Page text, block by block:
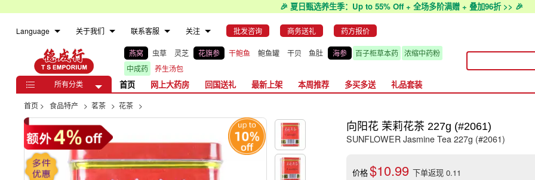
🎉 夏日甄选养生季：Up to 55% Off + 全场多阶满赠 + 叠加96折 >> 🎉
Language 关于我们 联系客服 关注 批发咨询 商务送礼 药方报价
燕窝 虫草 灵芝 花旗参 干鲍鱼 鲍鱼罐 干贝 鱼肚 海参 百子柜草本药
浓缩中药粉
中成药
养生汤包
 所有分类 首页 网上大药房 回国送礼 最新上架 本周推荐 多买多送 礼品套装
首页 > 食品特产 > 茗茶 > 花茶 >
向阳花 茉莉花茶 227g (#2061)
SUNFLOWER Jasmine Tea 227g (#2061)
价格$10.99下单返现 0.11